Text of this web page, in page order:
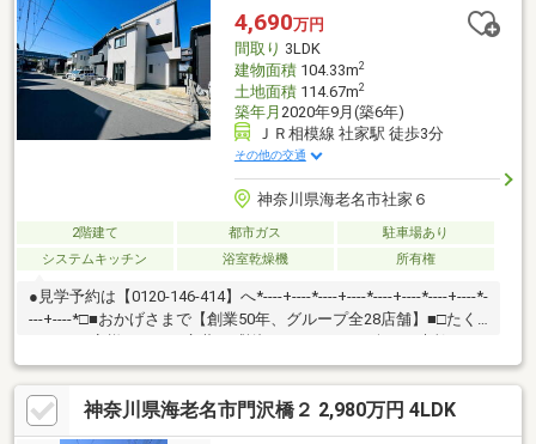
の許可を受けた場合は可■ ご希望の住まい探しをお手伝いします
━━━━━・・・物件の詳細・ご相談はお気軽にお問い合わせく
ださい。
4,690万円
間取り 3LDK
建物面積104.33m2
土地面積114.67m2
築年月 2020年9月(築6年)
ＪＲ相模線 社家駅 徒歩3分
その他の交通
神奈川県海老名市社家６
2階建て 都市ガス
駐車場あり
システムキッチン
浴室乾燥機 所有権
●見学予約は【0120-146-414】へ*----+----*----+----*----+----*----+----*-
---+----*□■おかげさまで【創業50年、グループ全28店舗】■□たく
家探しをお約束します。お家探しを始めてみようと思われたらま
ずは、お気軽に東宝ハウス町田に相談してみませんか？何も決ま
っていなくて大丈夫！まずはお客様の夢をお聞かせください！
「行って良かったね」と思っていただけるように、スタッフ一同
神奈川県海老名市門沢橋２ 2,980万円 4LDK